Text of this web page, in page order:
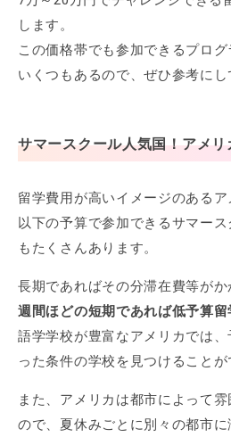
します。
この価格帯でも参加できるプロ
いくつもあるので、ぜひ参考にし
サマースクール人気国！アメリ
留学費用が高いイメージのある
以下の予算で参加できるサマー
もたくさんあります。
長期であればその分滞在費等がか
週間ほどの短期であれば低予算
語学学校が豊富なアメリカでは
った条件の学校を見つけることが
また、アメリカは都市によって
ので、夏休みごとに別々の都市